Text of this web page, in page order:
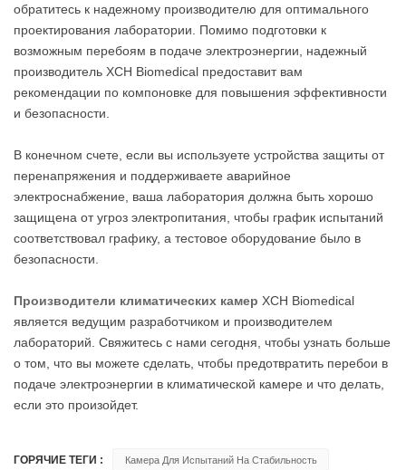
обратитесь к надежному производителю для оптимального
проектирования лаборатории. Помимо подготовки к
возможным перебоям в подаче электроэнергии, надежный
производитель XCH Biomedical предоставит вам
рекомендации по компоновке для повышения эффективности
и безопасности.
В конечном счете, если вы используете устройства защиты от
перенапряжения и поддерживаете аварийное
электроснабжение, ваша лаборатория должна быть хорошо
защищена от угроз электропитания, чтобы график испытаний
соответствовал графику, а тестовое оборудование было в
безопасности.
Производители климатических камер XCH Biomedical
является ведущим разработчиком и производителем
лабораторий. Свяжитесь с нами сегодня, чтобы узнать больше
о том, что вы можете сделать, чтобы предотвратить перебои в
подаче электроэнергии в климатической камере и что делать,
если это произойдет.
ГОРЯЧИЕ ТЕГИ : Камера Для Испытаний На Стабильность